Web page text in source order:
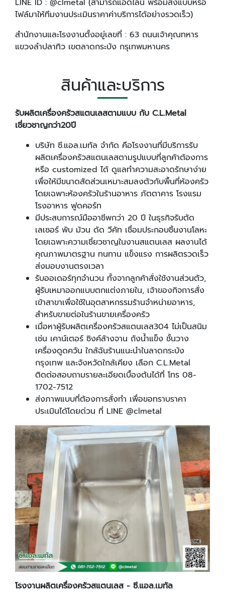
ไฟล์มาให้ทีมงานประเมินราคาค่าบริการได้อย่างรวดเร็ว)
สำนักงานและโรงงานตั้งอยู่เลขที่ : 63 ถนนเจ้าคุณทหาร
แขวงลำปลาทิว เขตลาดกระบัง กรุเทพมหานคร
สินค้าและบริการ
รับผลิตเครื่องครัวสแตนเลสตามแบบ กับ C.L.Metal
เชี่ยวชาญกว่า20ปี
บริษัท ซี.แอล.เมทัล จำกัด คือโรงงานที่มีบริการรับ
ผลิตเครื่องครัวสแตนเลสตามรูปแบบที่ลูกค้าต้องการ
หรือ customized ได้ ดูแลทำความสะอาดรักษาง่าย
เพื่อให้มีขนาดสัดส่วนเหมาะสมลงตัวกับพื้นที่ห้องครัว
โดยเฉพาะห้องครัวในร้านอาหาร ภัตตาคาร โรงแรม
โรงอาหาร ฟูดคอร์ท
มีประสบการณ์มืออาชีพกว่า 20 ปี ในธุรกิจรับตัด
เลเซอร์ พับ ม้วน ดัด วีคัท เชื่อมประกอบชิ้นงานโลหะ
โดยเฉพาะความเชี่ยวชาญในงานสแตนเลส ผลงานได้
คุณภาพมาตรฐาน ทนทาน แข็งแรง การผลิตรวดเร็ว
ส่งมอบงานตรงเวลา
รับออเดอร์ทุกจำนวน ทั้งจากลูกค้าสั่งใช้งานส่วนตัว,
ผู้รับเหมาออกแบบตกแต่งภายใน, เจ้าของกิจการสั่ง
เข้าสาขาเพื่อใช้ในอุตสาหกรรมร้านจำหน่ายอาหาร,
สำหรับขายต่อในร้านขายเครื่องครัว
เมื่อหาผู้รับผลิตเครื่องครัวสแตนเลส304 ไม่เป็นสนิม
เช่น เคาน์เตอร์ ซิงค์ล้างจาน ถังน้ำแข็ง ชั้นวาง
เครื่องดูดควัน ใกล้ฉันร้านแนะนำในลาดกระบัง
กรุงเทพ และจังหวัดใกล้เคียง เลือก C.L.Metal
ติดต่อสอบถามรายละเอียดเบื้องต้นได้ที่ โทร 08-
1702-7512
ส่งภาพแบบที่ต้องการสั่งทำ เพื่อขอทราบราคา
ประเมินได้โดยด่วน ที่ LINE @clmetal
โรงงานผลิตเครื่องครัวสแตนเลส- ซี.แอล.เมทัล